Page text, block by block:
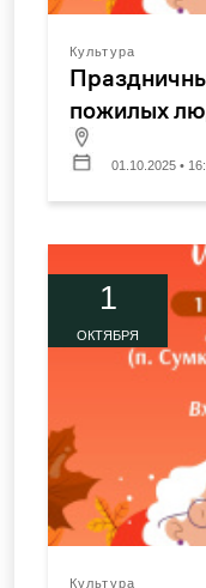
Культура
пожилых
01.10.2025 •
1
ОКТЯБРЯ
Культура